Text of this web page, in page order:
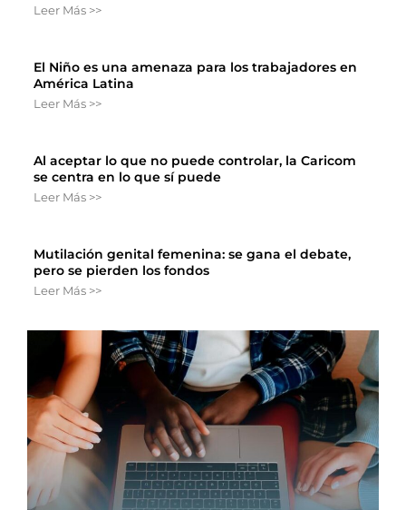
Leer Más >>
El Niño es una amenaza para los trabajadores en
América Latina
Leer Más >>
Al aceptar lo que no puede controlar, la Caricom
se centra en lo que sí puede
Leer Más >>
Mutilación genital femenina: se gana el debate,
pero se pierden los fondos
Leer Más >>